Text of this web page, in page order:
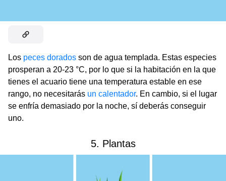
Los peces dorados son de agua templada. Estas especies
prosperan a 20-23 °C, por lo que si la habitación en la que
tienes el acuario tiene una temperatura estable en ese
rango, no necesitarás un calentador. En cambio, si el lugar
se enfría demasiado por la noche, sí deberás conseguir
uno.
5. Plantas